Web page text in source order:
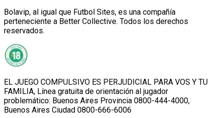
Bolavip, al igual que Futbol Sites, es una compañía
perteneciente a Better Collective. Todos los derechos
reservados.
EL JUEGO COMPULSIVO ES PERJUDICIAL PARA VOS Y TU
FAMILIA, Línea gratuita de orientación al jugador
problemático: Buenos Aires Provincia 0800-444-4000,
Buenos Aires Ciudad 0800-666-6006